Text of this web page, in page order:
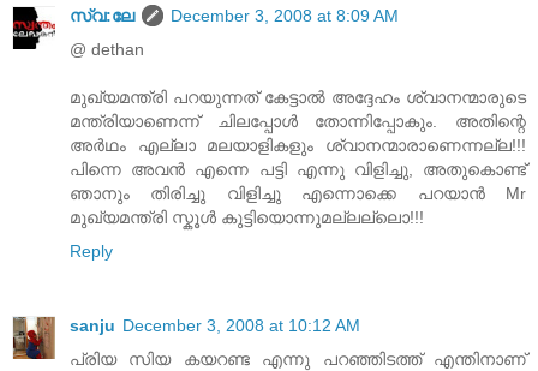
സ്വ:ലേ
December 3, 2008 at 8:09 AM
@ dethan
മുഖ്യമന്ത്രി പറയുന്നത്‌ കേട്ടാല്‍ അദ്ദേഹം ശ്വാനന്മാരുടെ
മന്ത്രിയാണെന്ന് ചിലപ്പോള്‍ തോന്നിപ്പോകും. അതിന്റെ
അര്‍ഥം എല്ലാ മലയാളികളും ശ്വാനന്മാരാണെന്നല്ല!!!
പിന്നെ അവന്‍ എന്നെ പട്ടി എന്നു വിളിച്ചു, അതുകൊണ്ട്‌
ഞാനും തിരിച്ചു വിളിച്ചു എന്നൊക്കെ പറയാന്‍ Mr
മുഖ്യമന്ത്രി സ്കൂള്‍ കുട്ടിയൊന്നുമല്ലല്ലൊ!!!
Reply
sanju December 3, 2008 at 10:12 AM
പ്രിയ സിയ കയറണ്ട എന്നു പറഞ്ഞിടത്ത് എന്തിനാണ്